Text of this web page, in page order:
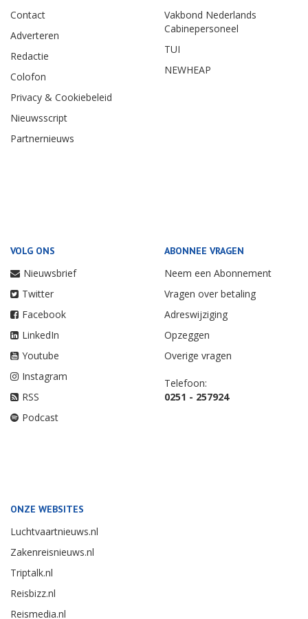
Contact
Adverteren
Redactie
Colofon
Privacy & Cookiebeleid
Nieuwsscript
Partnernieuws
Vakbond Nederlands
Cabinepersoneel
TUI
NEWHEAP
VOLG ONS
Nieuwsbrief
Twitter
Facebook
LinkedIn
Youtube
Instagram
RSS
Podcast
ABONNEE VRAGEN
Neem een Abonnement
Vragen over betaling
Adreswijziging
Opzeggen
Overige vragen
Telefoon:
0251 - 257924
ONZE WEBSITES
Luchtvaartnieuws.nl
Zakenreisnieuws.nl
Triptalk.nl
Reisbizz.nl
Reismedia.nl